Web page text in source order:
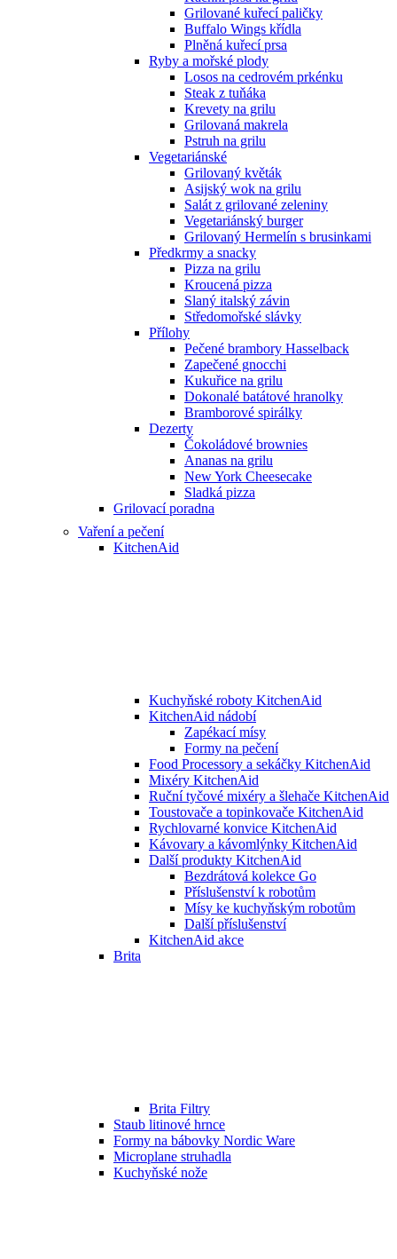
Grilované kuřecí paličky
Buffalo Wings křídla
Plněná kuřecí prsa
Ryby a mořské plody
Losos na cedrovém prkénku
Steak z tuňáka
Krevety na grilu
Grilovaná makrela
Pstruh na grilu
Vegetariánské
Grilovaný květák
Asijský wok na grilu
Salát z grilované zeleniny
Vegetariánský burger
Grilovaný Hermelín s brusinkami
Předkrmy a snacky
Pizza na grilu
Kroucená pizza
Slaný italský závin
Středomořské slávky
Přílohy
Pečené brambory Hasselback
Zapečené gnocchi
Kukuřice na grilu
Dokonalé batátové hranolky
Bramborové spirálky
Dezerty
Čokoládové brownies
Ananas na grilu
New York Cheesecake
Sladká pizza
Grilovací poradna
Vaření a pečení
KitchenAid
Kuchyňské roboty KitchenAid
KitchenAid nádobí
Zapékací mísy
Formy na pečení
Food Processory a sekáčky KitchenAid
Mixéry KitchenAid
Ruční tyčové mixéry a šlehače KitchenAid
Toustovače a topinkovače KitchenAid
Rychlovarné konvice KitchenAid
Kávovary a kávomlýnky KitchenAid
Další produkty KitchenAid
Bezdrátová kolekce Go
Příslušenství k robotům
Mísy ke kuchyňským robotům
Další příslušenství
KitchenAid akce
Brita
Brita Filtry
Staub litinové hrnce
Formy na bábovky Nordic Ware
Microplane struhadla
Kuchyňské nože